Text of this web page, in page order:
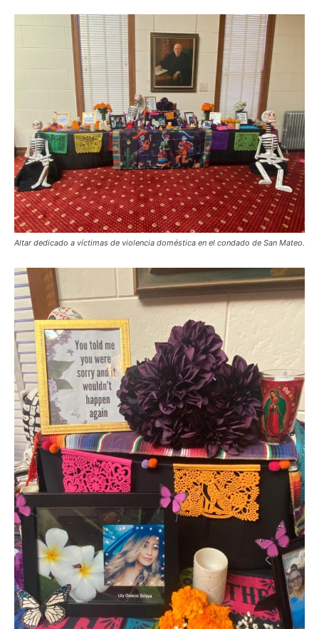
Altar dedicado a víctimas de violencia doméstica en el condado de San Mateo.